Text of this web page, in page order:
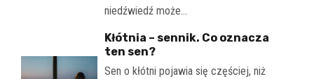
niedźwiedź może…
Kłótnia – sennik. Co oznacza
ten sen?
Sen o kłótni pojawia się częściej, niż